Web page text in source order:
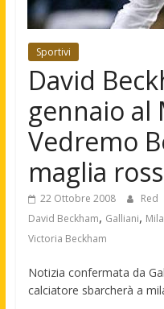
Sportivi
David
gennaio al
Vedremo
maglia
22 Ottobre 2008 Red
David Beckham, Galliani,
Victoria Beckham
Notizia confermata da
calciatore sbarcherà a